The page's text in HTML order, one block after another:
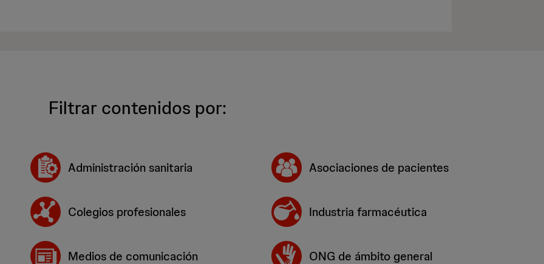
Filtrar contenidos por:
Administración sanitaria Asociaciones de pacientes
Colegios profesionales Industria farmacéutica
Medios de comunicación ONG de ámbito general